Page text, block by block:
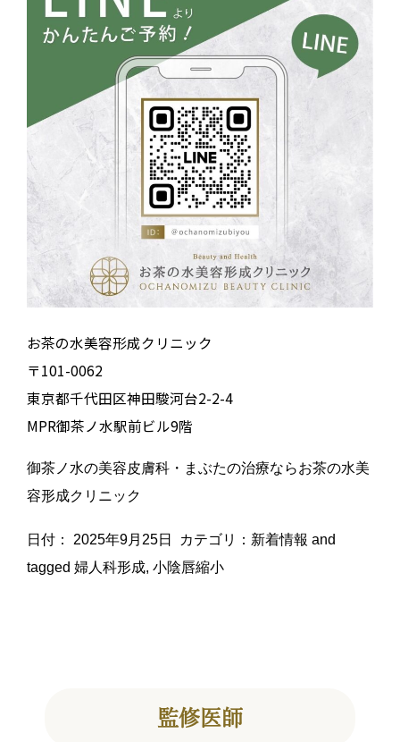
お茶の水美容形成クリニック
〒101-0062
東京都千代田区神田駿河台2-2-4
MPR御茶ノ水駅前ビル9階
御茶ノ水の美容皮膚科・まぶたの治療ならお茶の水美
容形成クリニック
日付： 2025年9月25日 カテゴリ： 新着情報 and
tagged 婦人科形成, 小陰唇縮小
監修医師